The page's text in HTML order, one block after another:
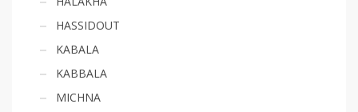
HASSIDOUT
KABALA
KABBALA
MICHNA